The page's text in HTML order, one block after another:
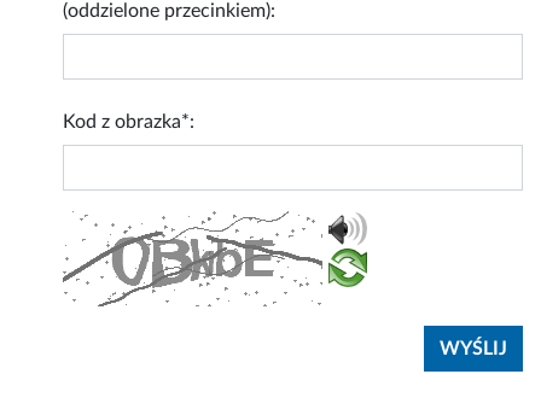
(oddzielone przecinkiem):
Kod z obrazka*: